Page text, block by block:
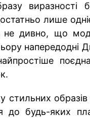
виразності
лише
не дивно, що
напередодні
стильних
до будь-яких